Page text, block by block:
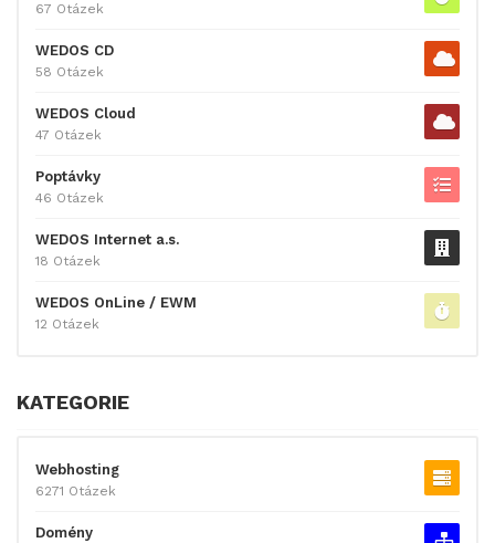
67 Otázek
WEDOS CD
58 Otázek
WEDOS Cloud
47 Otázek
Poptávky
46 Otázek
WEDOS Internet a.s.
18 Otázek
WEDOS OnLine / EWM
12 Otázek
KATEGORIE
Webhosting
6271 Otázek
Domény